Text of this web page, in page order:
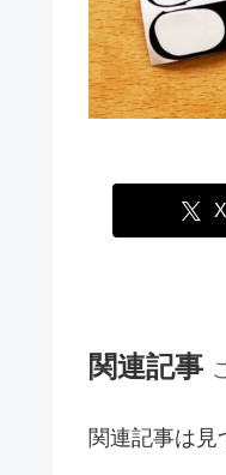
X
関連記事
関連記事は見